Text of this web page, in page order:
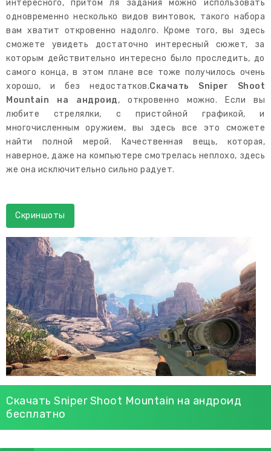
интересного, притом ля задания можно использовать
одновременно несколько видов винтовок, такого набора
вам хватит откровенно надолго. Кроме того, вы здесь
сможете увидеть достаточно интересный сюжет, за
которым действительно интересно было проследить, до
самого конца, в этом плане все тоже получилось очень
хорошо, и без недостатков.Скачать Sniper Shoot
Mountain на андроид, откровенно можно. Если вы
любите стрелялки, с пристойной графикой, и
многочисленным оружием, вы здесь все это сможете
найти полной мерой. Качественная вещь, которая,
наверное, даже на компьютере смотрелась неплохо, здесь
же она исключительно сильно радует.
Скриншоты
Скачать Sniper Shoot Mountain на андроид
бесплатно